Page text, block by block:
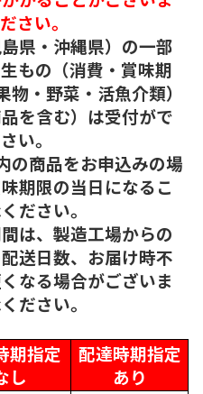
さい。
県・沖縄県）の一部
もの（消費・賞味期
・野菜・活魚介類）
を含む）は受付がで
い。
商品をお申込みの場
期限の当日になるこ
ださい。
は、製造工場からの
送日数、お届け時不
なる場合がございま
ださい。
期指定
し
配達時期指定
あり